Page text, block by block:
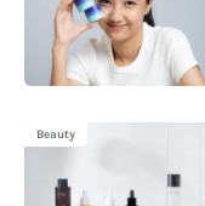
Beauty